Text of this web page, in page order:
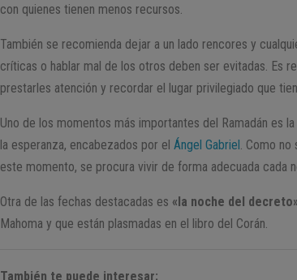
con quienes tienen menos recursos.
También se recomienda dejar a un lado rencores y
críticas o hablar mal de los otros deben ser evitadas. Es
prestarles atención y recordar el lugar privilegiado que
Uno de los momentos más importantes del Ramadán es la
la esperanza, encabezados por elÁngel Gabriel . Como
este momento, se procura vivir de forma adecuada cada
Otra de las fechas destacadas es «la noche del
Mahoma y que están plasmadas en el libro del Corán.
También te puede interesar: